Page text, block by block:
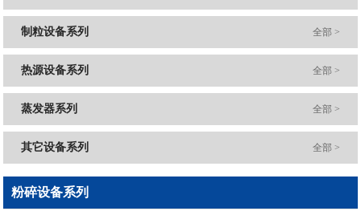
全部 >
制粒设备系列
全部 >
热源设备系列
全部 >
蒸发器系列
全部 >
其它设备系列
粉碎设备系列